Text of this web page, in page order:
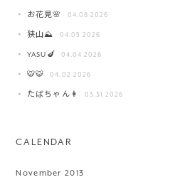
お花見🌸 04.08 2026
狭山⛰️ 04.05 2026
YASU🍆 04.04 2026
🐯🐯 04.02 2026
たばちゃん👩 03.31 2026
CALENDAR
November 2013